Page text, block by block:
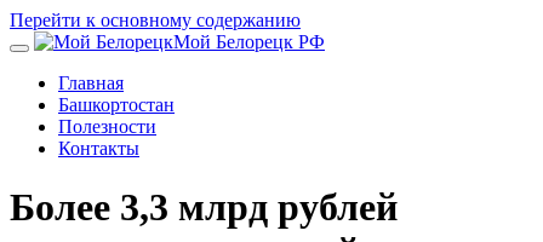
Перейти к основному содержанию
Мой Белорецк РФ
Главная
Башкортостан
Полезности
Контакты
Более 3,3 млрд рублей